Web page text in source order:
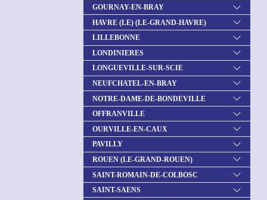
GOURNAY-EN-BRAY
HAVRE (LE) (LE-GRAND-HAVRE)
LILLEBONNE
LONDINIERES
LONGUEVILLE-SUR-SCIE
NEUFCHATEL-EN-BRAY
NOTRE-DAME-DE-BONDEVILLE
OFFRANVILLE
OURVILLE-EN-CAUX
PAVILLY
ROUEN (LE-GRAND-ROUEN)
SAINT-ROMAIN-DE-COLBOSC
SAINT-SAENS